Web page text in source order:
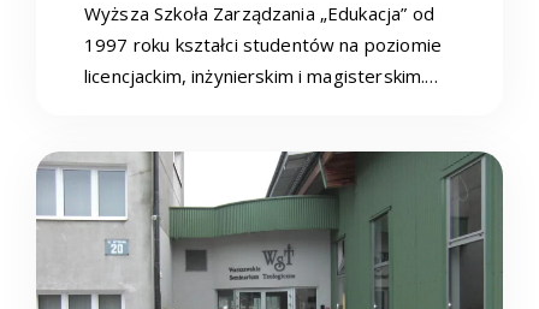
Wyższa Szkoła Zarządzania „Edukacja” od
1997 roku kształci studentów na poziomie
licencjackim, inżynierskim i magisterskim.…